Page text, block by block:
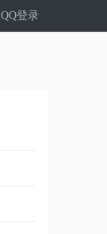
QQ登录